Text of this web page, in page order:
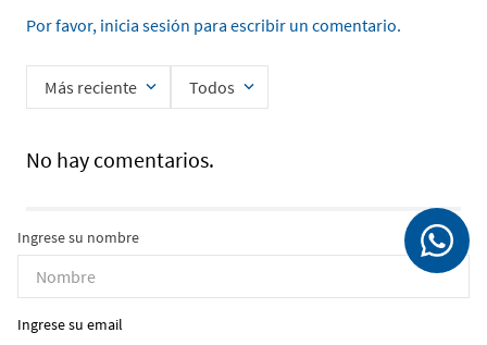
Por favor, inicia sesión para escribir un comentario.
Más reciente Todos
No hay comentarios.
Ingrese su nombre
Ingrese su email